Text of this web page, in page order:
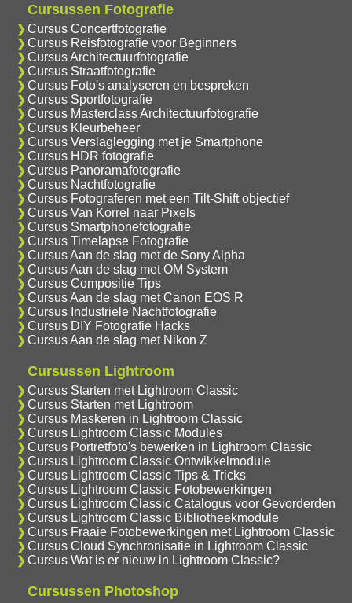
Cursussen Fotografie
Cursus Concertfotografie
Cursus Reisfotografie voor Beginners
Cursus Architectuurfotografie
Cursus Straatfotografie
Cursus Foto's analyseren en bespreken
Cursus Sportfotografie
Cursus Masterclass Architectuurfotografie
Cursus Kleurbeheer
Cursus Verslaglegging met je Smartphone
Cursus HDR fotografie
Cursus Panoramafotografie
Cursus Nachtfotografie
Cursus Fotograferen met een Tilt-Shift objectief
Cursus Van Korrel naar Pixels
Cursus Smartphonefotografie
Cursus Timelapse Fotografie
Cursus Aan de slag met de Sony Alpha
Cursus Aan de slag met OM System
Cursus Compositie Tips
Cursus Aan de slag met Canon EOS R
Cursus Industriele Nachtfotografie
Cursus DIY Fotografie Hacks
Cursus Aan de slag met Nikon Z
Cursussen Lightroom
Cursus Starten met Lightroom Classic
Cursus Starten met Lightroom
Cursus Maskeren in Lightroom Classic
Cursus Lightroom Classic Modules
Cursus Portretfoto's bewerken in Lightroom Classic
Cursus Lightroom Classic Ontwikkelmodule
Cursus Lightroom Classic Tips & Tricks
Cursus Lightroom Classic Fotobewerkingen
Cursus Lightroom Classic Catalogus voor Gevorderden
Cursus Lightroom Classic Bibliotheekmodule
Cursus Fraaie Fotobewerkingen met Lightroom Classic
Cursus Cloud Synchronisatie in Lightroom Classic
Cursus Wat is er nieuw in Lightroom Classic?
Cursussen Photoshop